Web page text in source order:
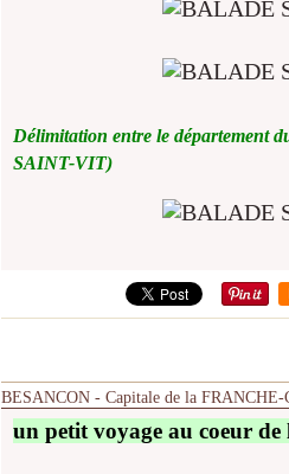
Délimitation entre le département
SAINT-VIT)
BESANCON - Capitale de la FRANCHE-
un petit voyage au coeur de